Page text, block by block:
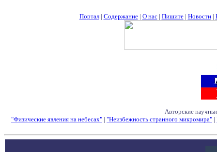
Портал| Содержание| О нас| Пишите| Новости|
Авторские
"Физические явления на небесах" | "Неизбежность странного микромира" |